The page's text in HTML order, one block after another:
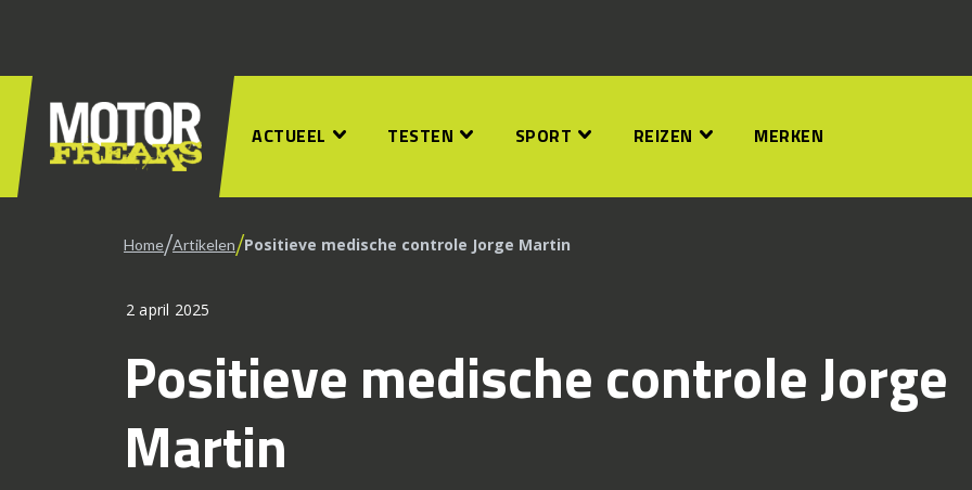
ACTUEEL TESTEN SPORT REIZEN MERKEN
Home/Artikelen/Positieve medische controle Jorge Martin
2 april 2025
Positieve medische controle Jorge
Martin